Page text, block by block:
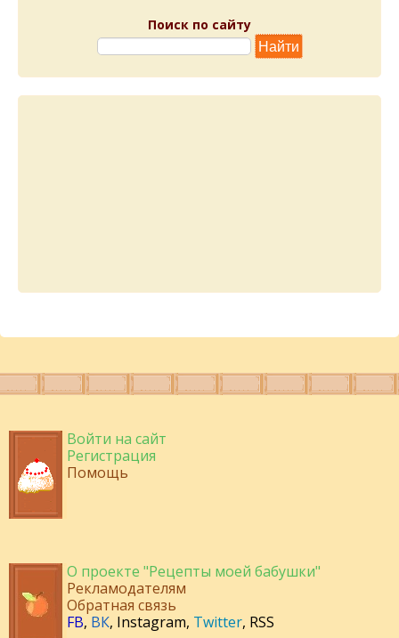
Поиск по сайту
Войти на сайт
Регистрация
Помощь
О проекте "Рецепты моей бабушки"
Рекламодателям
Обратная связь
FB, ВК, Instagram, Twitter, RSS